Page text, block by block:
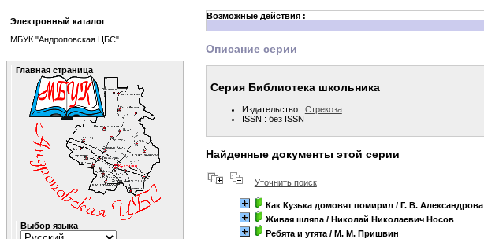
Возможные действия :
Описание серии
Серия Библиотека школьника
Издательство : Стрекоза
ISSN : без ISSN
Найденные документы этой серии
Уточнить поиск
Как Кузька домовят помирил/ Г. В. Александрова
Живая шляпа/ Николай Николаевич Носов
Ребята и утята/ М. М. Пришвин
Электронный каталог
МБУК "Андроповская ЦБС"
Главная страница
Выбор языка